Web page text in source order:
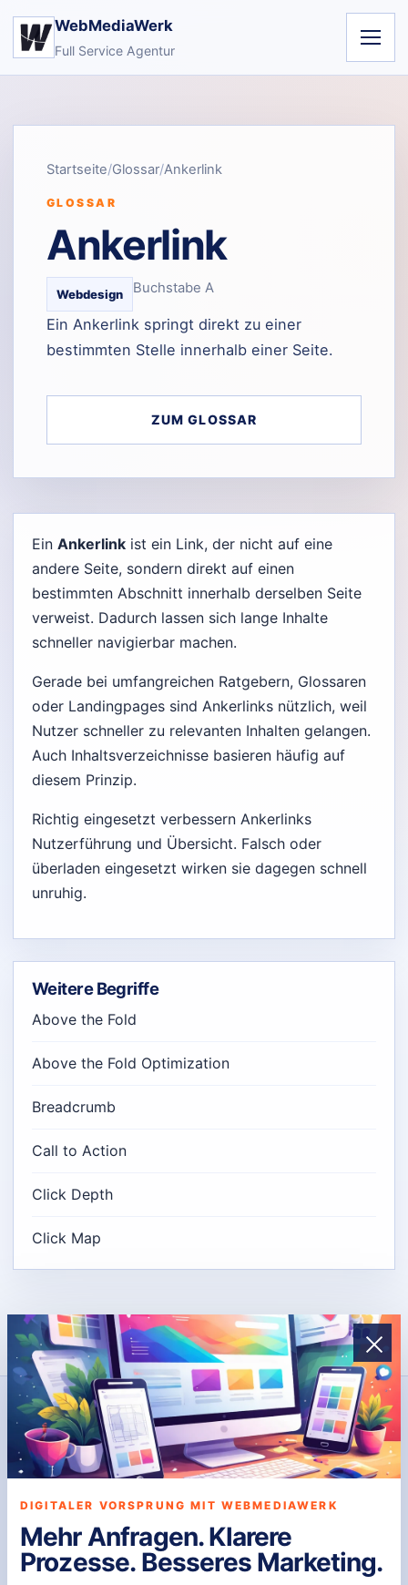
WebMediaWerk
Full Service Agentur
Startseite Glossar Ankerlink
GLOSSAR
Ankerlink
Webdesign Buchstabe A
Ein Ankerlink springt direkt zu einer
bestimmten Stelle innerhalb einer Seite.
ZUM GLOSSAR
Ein Ankerlink ist ein Link, der nicht auf eine
andere Seite, sondern direkt auf einen
bestimmten Abschnitt innerhalb derselben Seite
verweist. Dadurch lassen sich lange Inhalte
schneller navigierbar machen.
Gerade bei umfangreichen Ratgebern, Glossaren
oder Landingpages sind Ankerlinks nützlich, weil
Nutzer schneller zu relevanten Inhalten gelangen.
Auch Inhaltsverzeichnisse basieren häufig auf
diesem Prinzip.
Richtig eingesetzt verbessern Ankerlinks
Nutzerführung und Übersicht. Falsch oder
überladen eingesetzt wirken sie dagegen schnell
unruhig.
Weitere Begriffe
Above the Fold
Above the Fold Optimization
Breadcrumb
Call to Action
Click Depth
Click Map
DIGITALE PRÄSENZ
WebmediaWerk
WebmediaWerk entwickelt individuelle Websites und
Systeme, die funktionieren, skalieren und Ergebnisse
bringen – ohne Baukasten, ohne Kompromisse, exakt
auf Ihre Anforderungen zugeschnitten.
DIGITALER VORSPRUNG MIT WEBMEDIAWERK
Mehr Anfragen. Klarere
Prozesse. Besseres Marketing.